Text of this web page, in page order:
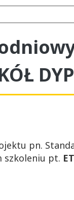
pn.
szkoleniu pt.